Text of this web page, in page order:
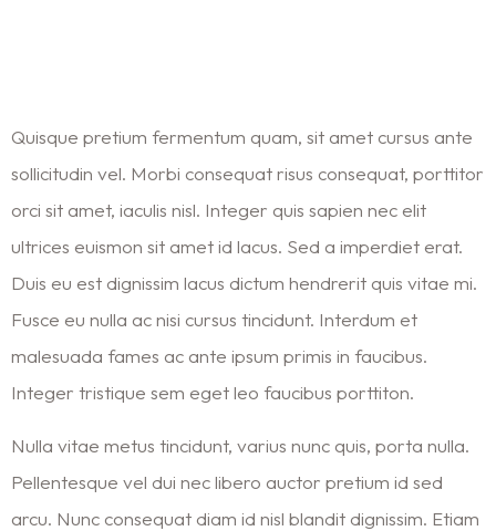
Quisque pretium fermentum quam, sit amet cursus ante
sollicitudin vel. Morbi consequat risus consequat, porttitor
orci sit amet, iaculis nisl. Integer quis sapien nec elit
ultrices euismon sit amet id lacus. Sed a imperdiet erat.
Duis eu est dignissim lacus dictum hendrerit quis vitae mi.
Fusce eu nulla ac nisi cursus tincidunt. Interdum et
malesuada fames ac ante ipsum primis in faucibus.
Integer tristique sem eget leo faucibus porttiton.
Nulla vitae metus tincidunt, varius nunc quis, porta nulla.
Pellentesque vel dui nec libero auctor pretium id sed
arcu. Nunc consequat diam id nisl blandit dignissim. Etiam